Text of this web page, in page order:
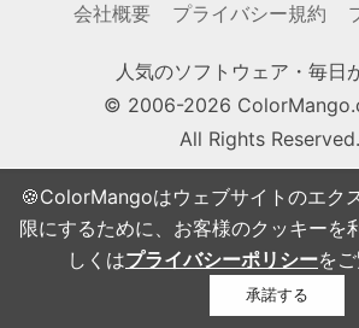
🍪ColorMangoはウェブサイトのエク
限にするために、お客様のクッキーを
しくはプライバシーポリシーを
承諾する
会社概要 プライバシー規約
人気のソフトウェア・毎日
© 2006-2026
All Rights Reserved.